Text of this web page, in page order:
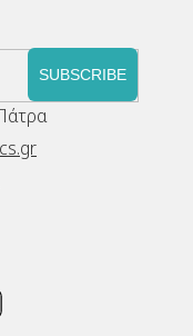
SUBSCRIBE